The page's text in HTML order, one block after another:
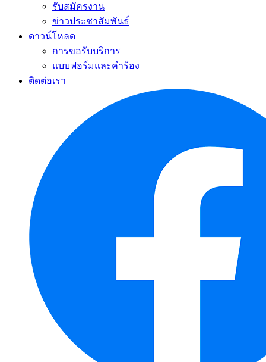
รับสมัครงาน
ข่าวประชาสัมพันธ์
ดาวน์โหลด
การขอรับบริการ
แบบฟอร์มและคำร้อง
ติดต่อเรา